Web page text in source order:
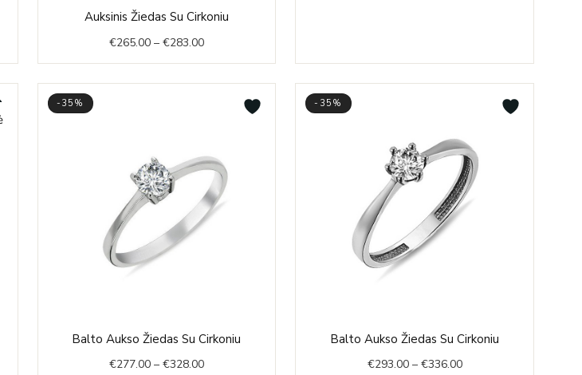
Auksinis Žiedas Su Cirkoniu
€265.00 – €283.00€265.00
through
€283.00
-35%
Balto Aukso Žiedas Su Cirkoniu
€277.00 – €328.00
range:
€277.00
-35%
Balto Aukso Žiedas Su Cirkoniu
€293.00 – €336.00
range:
€293.00